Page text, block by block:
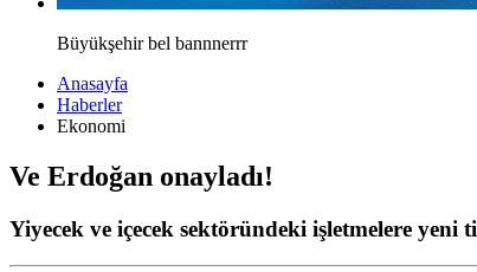
Büyükşehir bel bannnerrr
Anasayfa
Haberler
Ekonomi
Ve Erdoğan onayladı!
Yiyecek ve içecek sektöründeki işletmelere yeni